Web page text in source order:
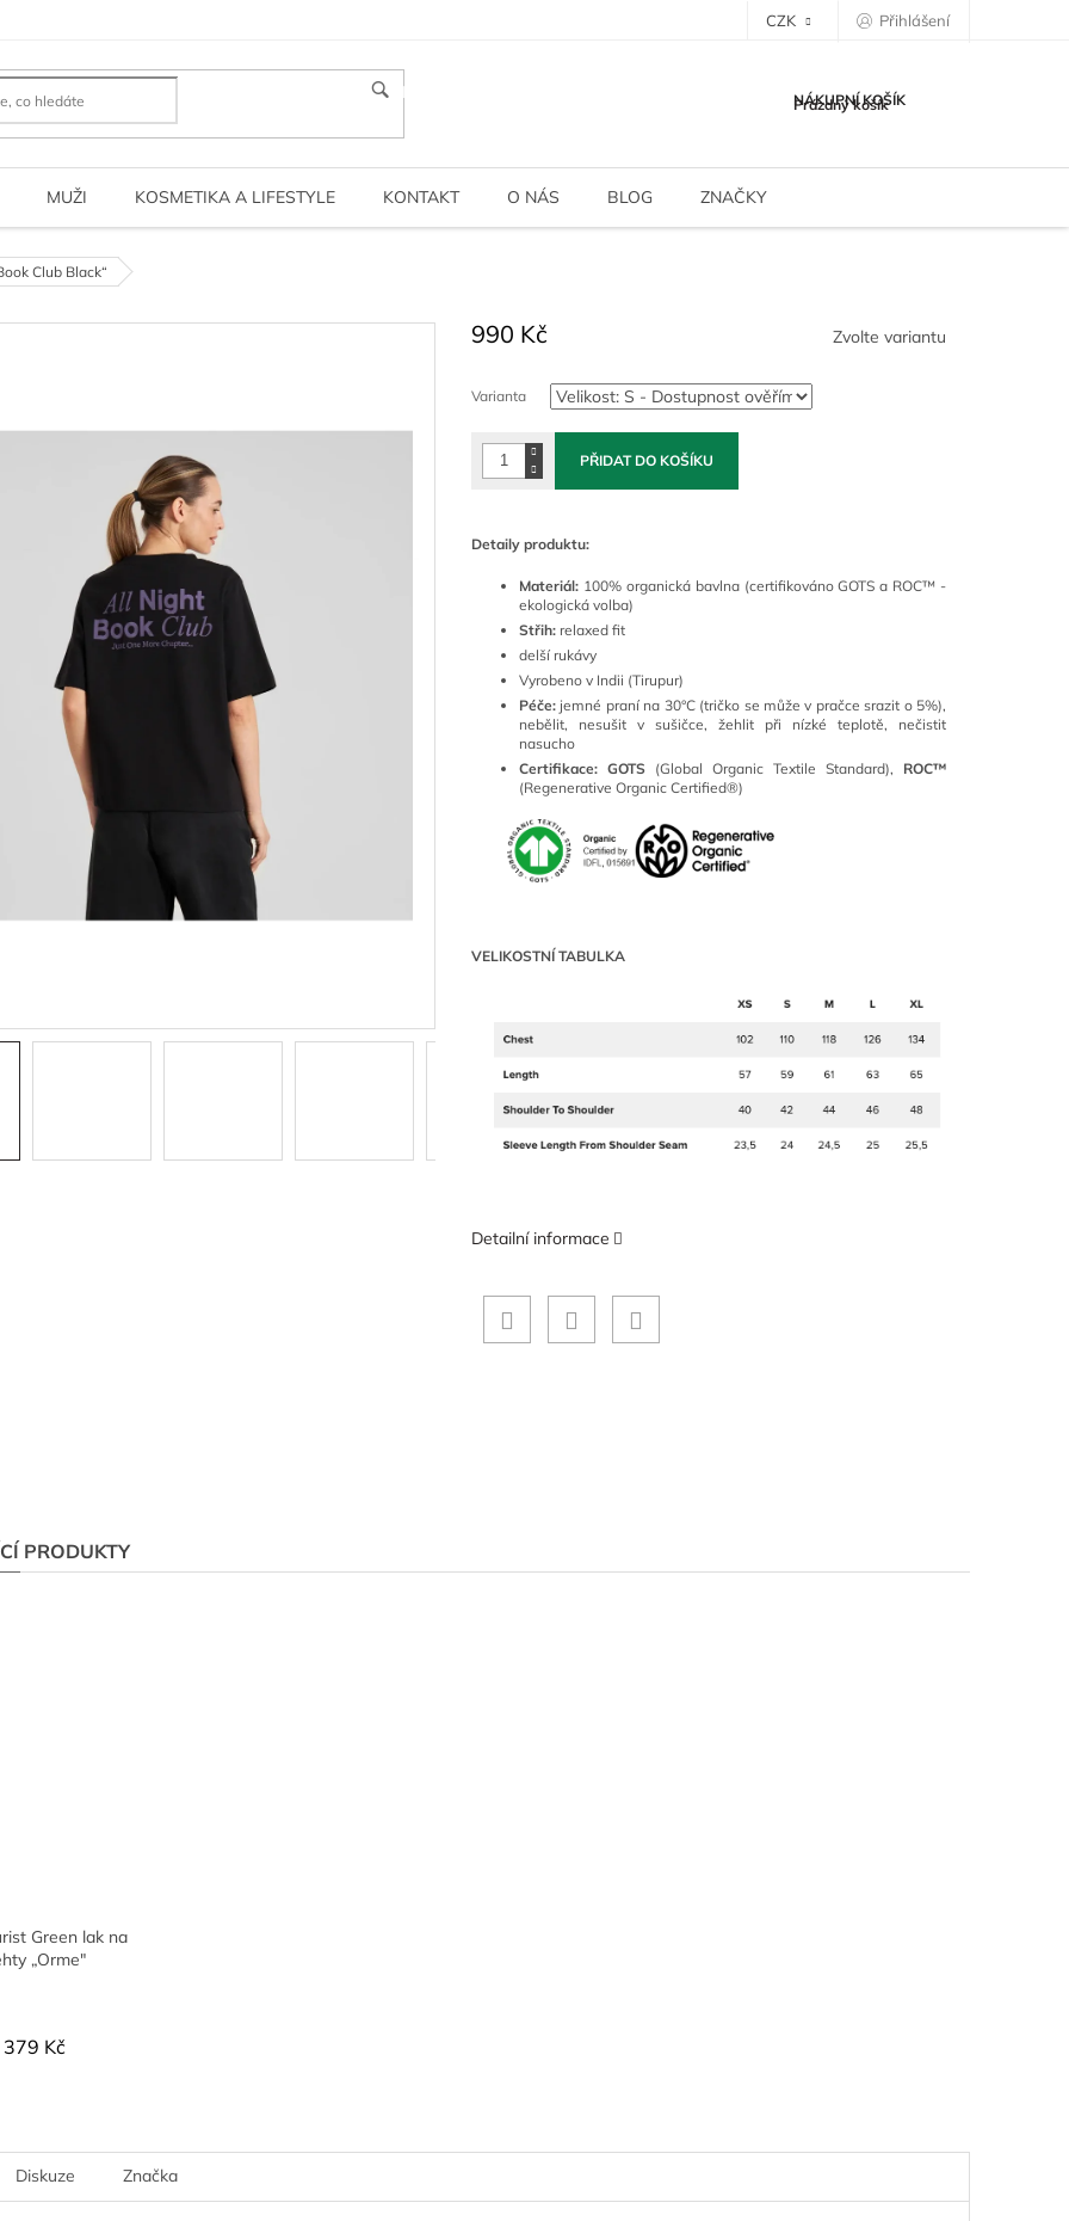
CZK Přihlášení
HLEDAT NÁKUPNÍ KOŠÍK
Prázdný košík
MUŽI KOSMETIKA A LIFESTYLE KONTAKT O NÁS BLOG ZNAČKY
Club Black“
990 Kč
cena:
Zvolte variantu
Varianta
PŘIDAT DO KOŠÍKU
Detaily produktu:
Materiál: 100% organická bavlna (certifikováno GOTS a ROC™ -
ekologická volba)
Střih: relaxed fit
delší rukávy
Vyrobeno v Indii (Tirupur)
Péče: jemné praní na 30°C (tričko se může v pračce srazit o 5%),
nebělit, nesušit v sušičce, žehlit při nízké teplotě, nečistit
nasucho
Certifikace: GOTS (Global Organic Textile Standard), ROC™
(Regenerative Organic Certified®)
VELIKOSTNÍ TABULKA
Detailní informace
PRODUKTY
Green lak na
„Orme"
379 Kč
Diskuze Značka